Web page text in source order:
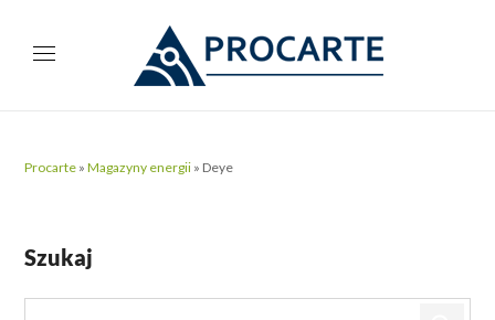
Procarte »Magazyny energii » Deye
Szukaj